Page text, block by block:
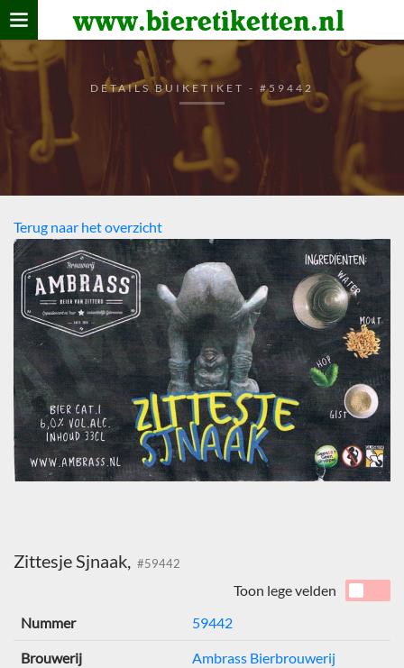
www.bieretiketten.nl
Home
verzamelen
De bierkaart
Bezoekers
DETAILS BUIKETIKET - #59442
Terug naar het overzicht
Zittesje Sjnaak, #59442
Toon lege velden
Nummer
59442
Brouwerij Ambrass Bierbrouwerij